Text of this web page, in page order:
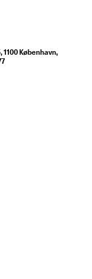
1100 København,